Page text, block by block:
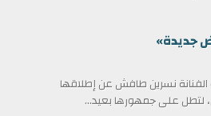
جديدة»
نسرين طافش عن إطلاقها
لتطل على جمهورها بعيد...